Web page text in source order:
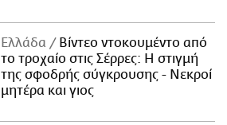
Ελλάδα
Βίντεο ντοκουμέντο από
το τροχαίο στις Σέρρες: Η στιγμή
της σφοδρής σύγκρουσης - Νεκροί
μητέρα και γιος